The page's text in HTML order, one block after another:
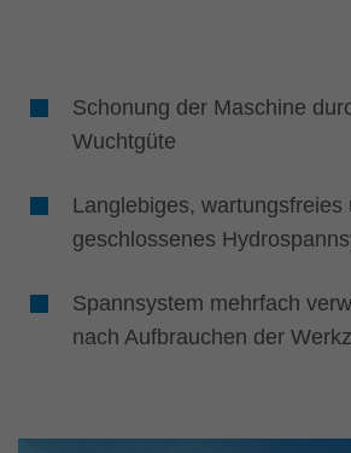
Schonung der Maschine
Wuchtgüte
Langlebiges, wartungsfreies
geschlossenes
Spannsystem mehrfach
nach Aufbrauchen der